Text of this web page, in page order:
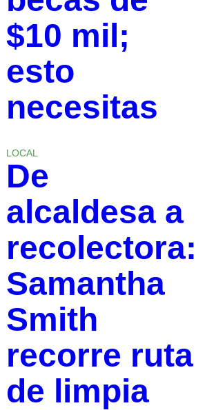
$10 mil;
esto
necesitas
LOCAL
De
alcaldesa a
recolectora:
Samantha
Smith
recorre ruta
de limpia